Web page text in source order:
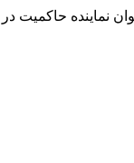
نماینده حاکمیت